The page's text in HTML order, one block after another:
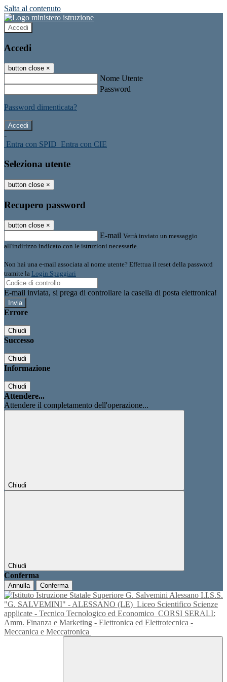
Salta al contenuto
Accedi
Accedi
button close ×
Nome Utente
Password
Password dimenticata?
-
Entra con SPID Entra con CIE
Seleziona utente
button close ×
Recupero password
button close ×
E-mail Verrà inviato un messaggio
all'indirizzo indicato con le istruzioni necessarie.
Non hai una e-mail associata al nome utente? Effettua il reset della password
tramite la Login Spaggiari
E-mail inviata, si prega di controllare la casella di posta elettronica!
Errore
Chiudi
Successo
Chiudi
Informazione
Chiudi
Attendere...
Attendere il completamento dell'operazione...
Chiudi
Chiudi
Conferma
Annulla Conferma
I.I.S.S.
"G. SALVEMINI" - ALESSANO (LE) Liceo Scientifico Scienze
applicate - Tecnico Tecnologico ed Economico CORSI SERALI:
Amm. Finanza e Marketing - Elettronica ed Elettrotecnica -
Meccanica e Meccatronica